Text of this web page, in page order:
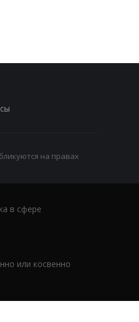
на правах
в сфере
или косвенно